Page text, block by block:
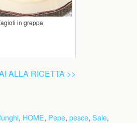
in greppa
ALLA RICETTA >>
, HOME, Pepe, pesce, Sale,